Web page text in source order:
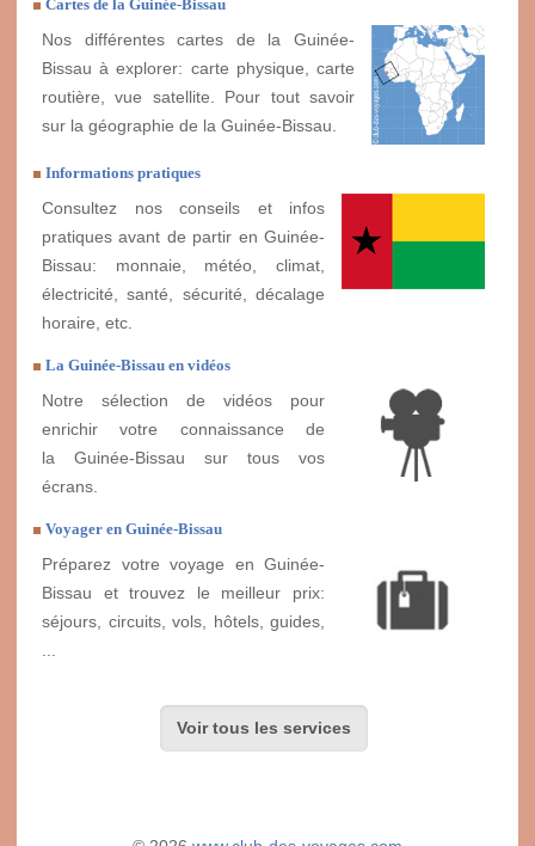
Cartes de la Guinée-Bissau
Nos différentes cartes de la Guinée-
Bissau à explorer: carte physique, carte
routière, vue satellite. Pour tout savoir
sur la géographie de la Guinée-Bissau.
Informations pratiques
Consultez nos conseils et infos
pratiques avant de partir en Guinée-
Bissau: monnaie, météo, climat,
électricité, santé, sécurité, décalage
horaire, etc.
La Guinée-Bissau en vidéos
Notre sélection de vidéos pour
enrichir votre connaissance de
la Guinée-Bissau sur tous vos
écrans.
Voyager en Guinée-Bissau
Préparez votre voyage en Guinée-
Bissau et trouvez le meilleur prix:
séjours, circuits, vols, hôtels, guides,
...
Voir tous les services